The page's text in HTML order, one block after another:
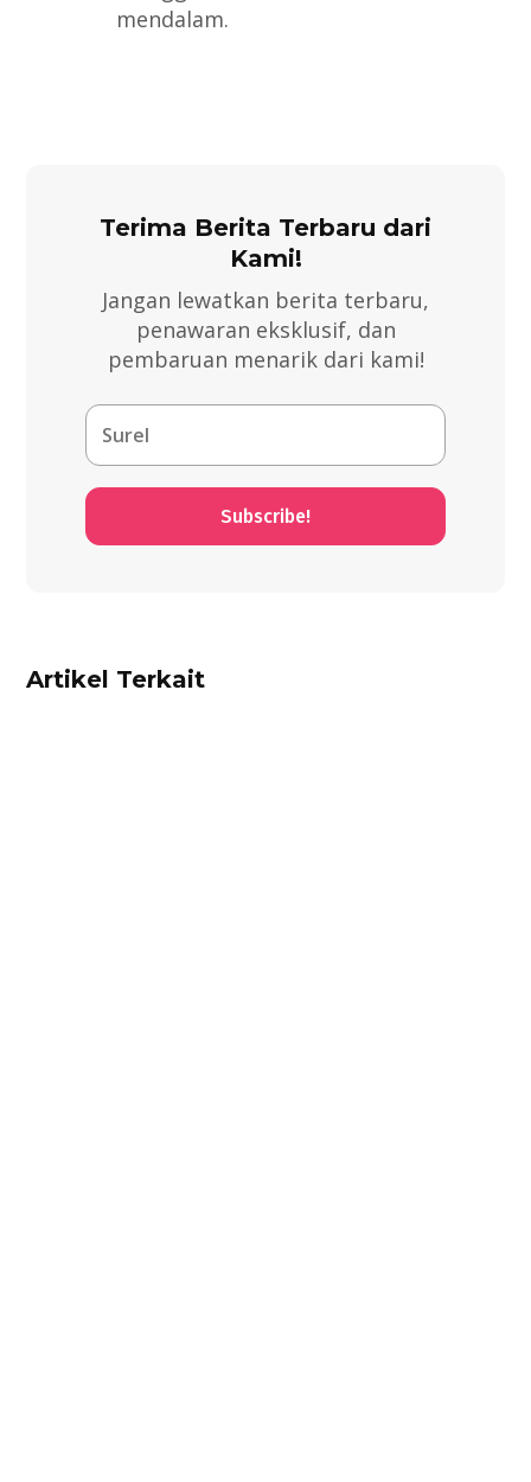
mendalam.
Terima Berita Terbaru dari
Kami!
Jangan lewatkan berita terbaru,
penawaran eksklusif, dan
pembaruan menarik dari kami!
Subscribe!
Artikel Terkait